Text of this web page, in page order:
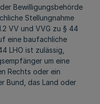
Bewilligungsbehörde
Stellungnahme
VV und VVG zu § 44
eine baufachliche
LHO ist zulässig,
um eine
Rechts oder ein
Bund, das Land oder